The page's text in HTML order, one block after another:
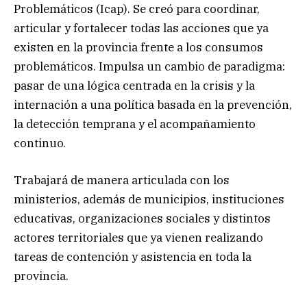
Problemáticos (Icap). Se creó para coordinar,
articular y fortalecer todas las acciones que ya
existen en la provincia frente a los consumos
problemáticos. Impulsa un cambio de paradigma:
pasar de una lógica centrada en la crisis y la
internación a una política basada en la prevención,
la detección temprana y el acompañamiento
continuo.
Trabajará de manera articulada con los
ministerios, además de municipios, instituciones
educativas, organizaciones sociales y distintos
actores territoriales que ya vienen realizando
tareas de contención y asistencia en toda la
provincia.